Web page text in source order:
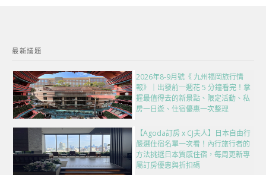
最新議題
2026年8-9月號《 九州福岡旅行情
報》｜出發前一週花 5 分鐘看完！掌
握最值得去的新景點、限定活動、私
房一日遊、住宿優惠一次整理
【Agoda訂房 x CJ夫人】日本自由行
嚴選住宿名單一次看！內行旅行者的
方法挑選日本質感住宿，每周更新專
屬訂房優惠與折扣碼